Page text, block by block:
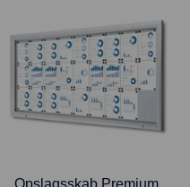
Opslagsskab Premium